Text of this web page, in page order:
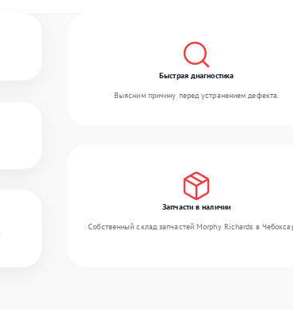
Быстрая диагностика
Выясним причину перед устранением дефекта.
Запчасти в наличии
Собственный склад запчастей Morphy Richards в